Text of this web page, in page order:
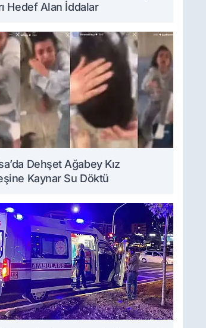
Hedef Alan İddalar
Dehşet Ağabey Kız
Kaynar Su Döktü